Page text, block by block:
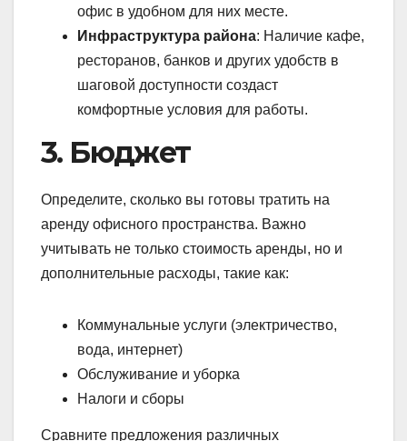
офис в удобном для них месте.
Инфраструктура района: Наличие кафе,
ресторанов, банков и других удобств в
шаговой доступности создаст
комфортные условия для работы.
3. Бюджет
Определите, сколько вы готовы тратить на
аренду офисного пространства. Важно
учитывать не только стоимость аренды, но и
дополнительные расходы, такие как:
Коммунальные услуги (электричество,
вода, интернет)
Обслуживание и уборка
Налоги и сборы
Сравните предложения различных